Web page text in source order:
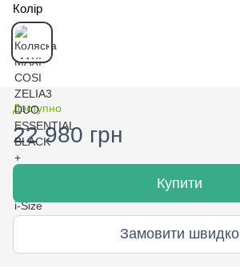
Колір
Доступно
22 980 грн
Купити
Замовити швидко